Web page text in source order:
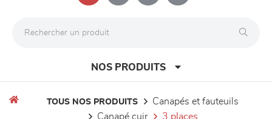
NOS PRODUITS
TOUS NOS PRODUITS
canapés et fauteuils
canapé cuir
3 places